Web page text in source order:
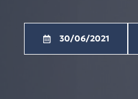
30/06/2021